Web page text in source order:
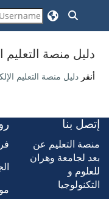
تخطى إلى المحتوى الرئيسي
تبديل إدخال البحث
دليل منصة التعليم
متطلبات الإكمال أنقر دليل منصة التعليم
إتصل بنا
منصة التعليم عن
بعد لجامعة وهران
للعلوم و
التكنولوجيا